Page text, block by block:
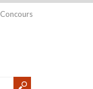
Concours